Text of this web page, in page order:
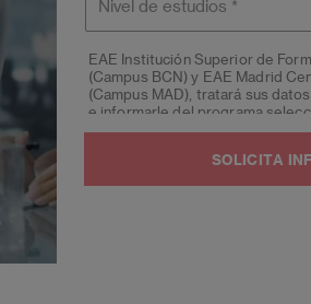
estudios
EAE Institución Superior de
(Campus BCN) y EAE Madrid
(Campus MAD), tratará sus
e informarle del programa
próximas convocatorias del